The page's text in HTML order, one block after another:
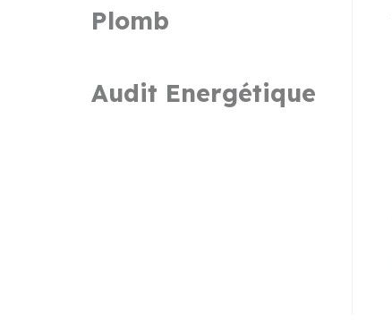
Plomb
Audit Energétique